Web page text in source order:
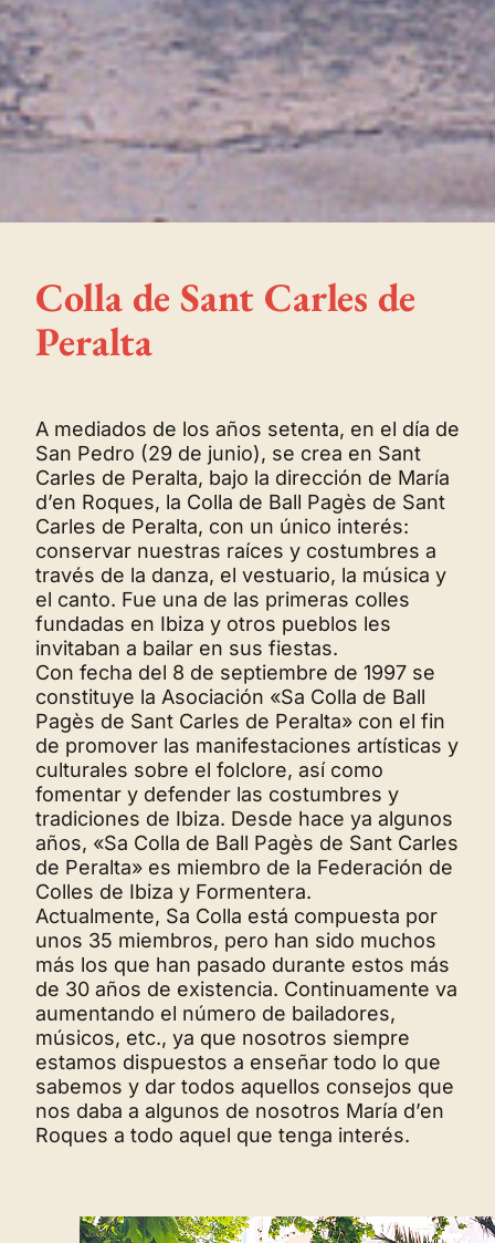
Colla de Sant Carles de
Peralta
A mediados de los años setenta, en el día de
San Pedro (29 de junio), se crea en Sant
Carles de Peralta, bajo la dirección de María
d’en Roques, la Colla de Ball Pagès de Sant
Carles de Peralta, con un único interés:
conservar nuestras raíces y costumbres a
través de la danza, el vestuario, la música y
el canto. Fue una de las primeras colles
fundadas en Ibiza y otros pueblos les
invitaban a bailar en sus fiestas.
Con fecha del 8 de septiembre de 1997 se
constituye la Asociación «Sa Colla de Ball
Pagès de Sant Carles de Peralta» con el fin
de promover las manifestaciones artísticas y
culturales sobre el folclore, así como
fomentar y defender las costumbres y
tradiciones de Ibiza. Desde hace ya algunos
años, «Sa Colla de Ball Pagès de Sant Carles
de Peralta» es miembro de la Federación de
Colles de Ibiza y Formentera.
Actualmente, Sa Colla está compuesta por
unos 35 miembros, pero han sido muchos
más los que han pasado durante estos más
de 30 años de existencia. Continuamente va
aumentando el número de bailadores,
músicos, etc., ya que nosotros siempre
estamos dispuestos a enseñar todo lo que
sabemos y dar todos aquellos consejos que
nos daba a algunos de nosotros María d’en
Roques a todo aquel que tenga interés.